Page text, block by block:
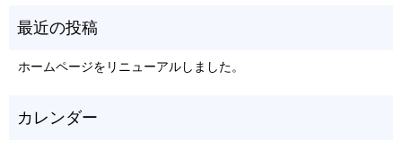
ホームページをリニューアルしました。